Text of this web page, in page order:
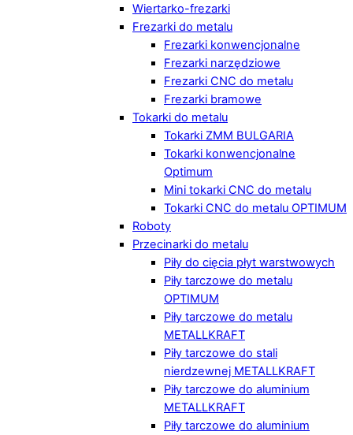
Wiertarko-frezarki
Frezarki do metalu
Frezarki konwencjonalne
Frezarki narzędziowe
Frezarki CNC do metalu
Frezarki bramowe
Tokarki do metalu
Tokarki ZMM BULGARIA
Tokarki konwencjonalne
Optimum
Mini tokarki CNC do metalu
Tokarki CNC do metalu OPTIMUM
Roboty
Przecinarki do metalu
Piły do cięcia płyt warstwowych
Piły tarczowe do metalu
OPTIMUM
Piły tarczowe do metalu
METALLKRAFT
Piły tarczowe do stali
nierdzewnej METALLKRAFT
Piły tarczowe do aluminium
METALLKRAFT
Piły tarczowe do aluminium